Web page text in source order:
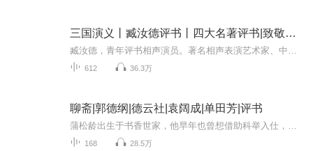
三国演义丨臧汝德评书丨四大名著评书|致敬袁阔成
612 36.3万
聊斋|郭德纲|德云社|袁阔成|单田芳|评书
168 28.5万